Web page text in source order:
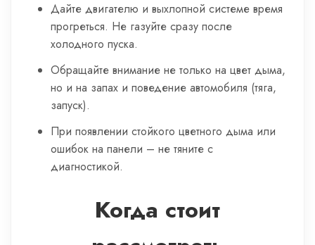
Дайте двигателю и выхлопной системе время
прогреться. Не газуйте сразу после
холодного пуска.
Обращайте внимание не только на цвет дыма,
но и на запах и поведение автомобиля (тяга,
запуск).
При появлении стойкого цветного дыма или
ошибок на панели – не тяните с
диагностикой.
Когда стоит